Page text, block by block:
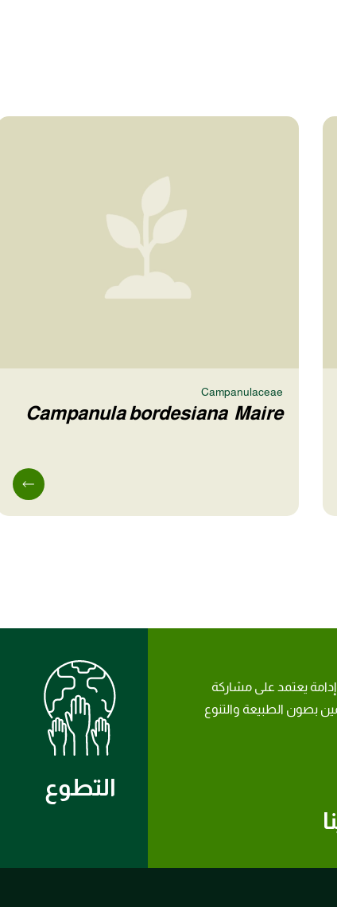
Campanulaceae
Campanula bordesiana Maire
يعتمد على مشاركة
بصون الطبيعة والتنوع
التطوع